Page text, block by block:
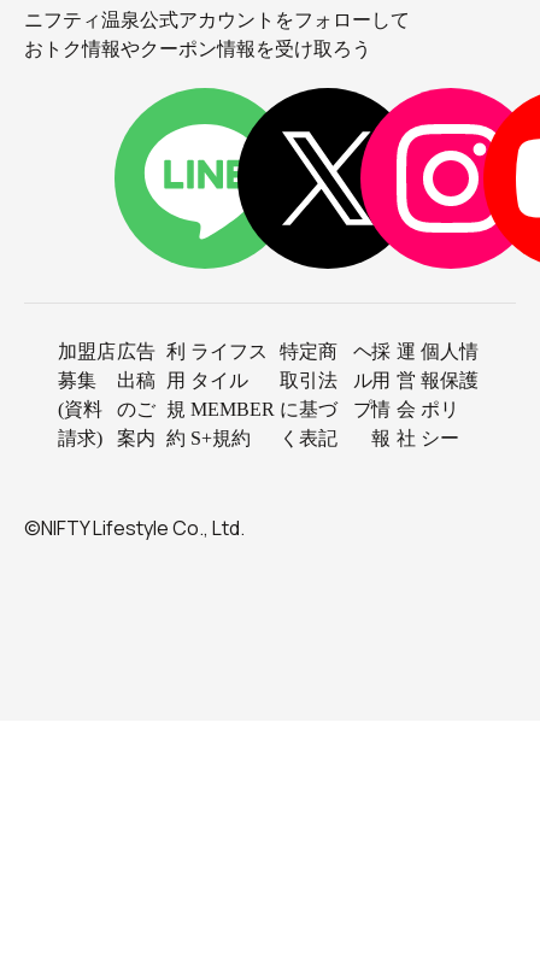
ニフティ温泉公式アカウントをフォローして
おトク情報やクーポン情報を受け取ろう
加盟店
募集
(資料
請求)
広告
出稿
のご
案内
利
用
規
約
ライフス
タイル
MEMBER
S+規約
特定商
取引法
に基づ
く表記
ヘ
ル
プ
採
用
情
報
運
営
会
社
個人情
報保護
ポリ
シー
©NIFTY Lifestyle Co., Ltd.